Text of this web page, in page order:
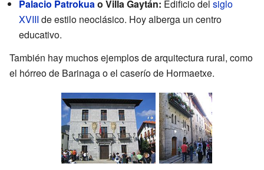
Palacio Patrokuao Villa Gaytán: Edificio del siglo
XVIII de estilo neoclásico. Hoy alberga un centro
educativo.
También hay muchos ejemplos de arquitectura rural, como
el hórreo de Barinaga o el caserío de Hormaetxe.